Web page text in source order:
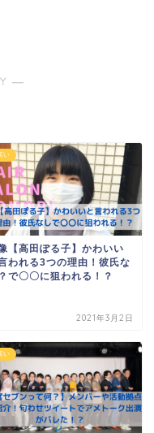
―
い
【高田ぽる子】かわいい
われる3つの理由！彼氏な
で〇〇に狙われる！？
2021年3月2日
い